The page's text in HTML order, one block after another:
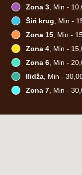
Zona 3, Min -
Širi krug, Min -
Zona 15, Min -
Zona 4, Min -
Zona 6, Min -
Ilidža, Min -
Zona 7, Min -